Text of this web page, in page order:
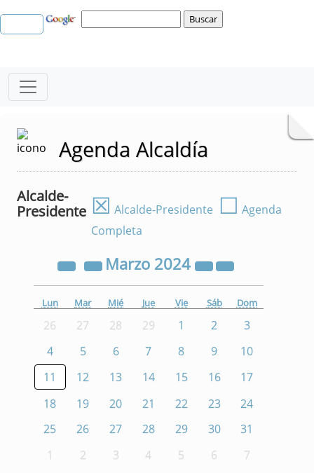
Agenda Alcaldía
Alcalde-
Presidente ☒ Alcalde-Presidente ☐ Agenda
Completa
Marzo 2024
Lun Mar Mié Jue Vie Sáb Dom
26 27 28 29 1 2
3
4
5 6 7 8 9
10
11
12 13 14 15 16
17
18
19 20 21 22 23
24
25
26 27 28 29 30
31
1
2 3 4 5 6 7